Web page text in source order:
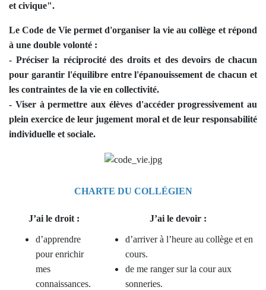
et civique".
Le Code de Vie permet d'organiser la vie au collège et répond
à une double volonté :
- Préciser la réciprocité des droits et des devoirs de chacun
pour garantir l'équilibre entre l'épanouissement de chacun et
les contraintes de la vie en collectivité.
- Viser à permettre aux élèves d'accéder progressivement au
plein exercice de leur jugement moral et de leur responsabilité
individuelle et sociale.
CHARTE DU COLLÉGIEN
J’ai le droit : J’ai le devoir :
d’apprendre
pour enrichir
mes
connaissances.
d’arriver à l’heure au collège et en
cours.
de me ranger sur la cour aux
sonneries.